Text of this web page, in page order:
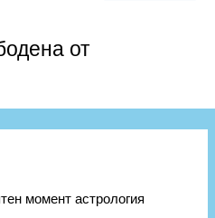
от
момент астрология